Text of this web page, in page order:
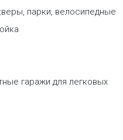
парки, велосипедные
гаражи для легковых